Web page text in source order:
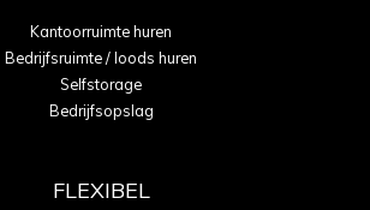
Kantoorruimte huren
Bedrijfsruimte / loods huren
Selfstorage
Bedrijfsopslag
FLEXIBEL